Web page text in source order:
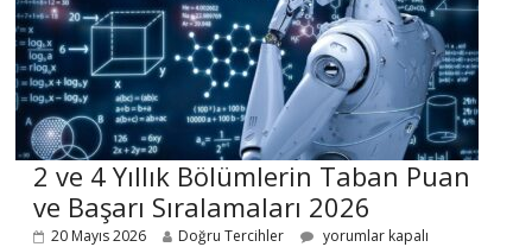
2 ve 4 Yıllık Bölümlerin Taban Puan
ve Başarı Sıralamaları 2026
20 Mayıs 2026 Doğru Tercihler yorumlar kapalı